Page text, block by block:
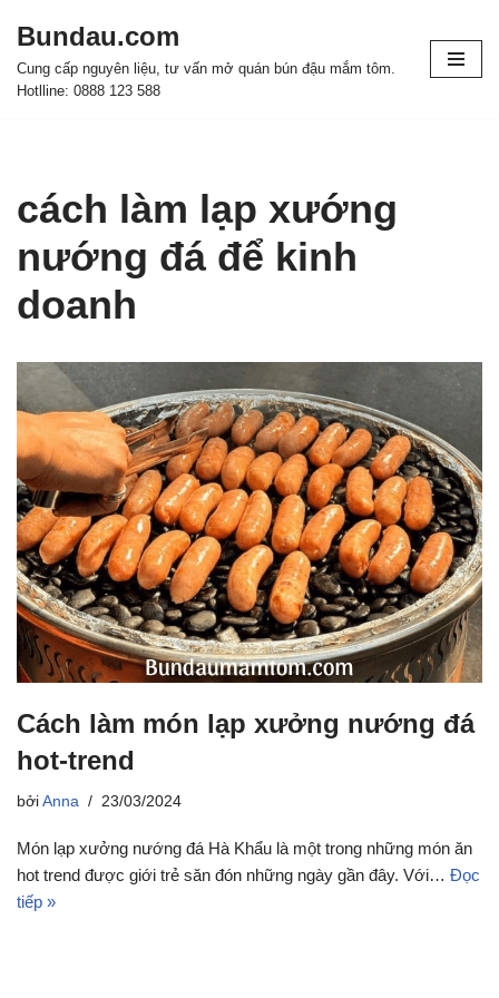
Chuyển
tới
Bundau.com
Cung cấp nguyên liệu, tư vấn mở quán bún đậu mắm tôm.
Hotlline: 0888 123 588
cách làm lạp xướng
nướng đá để kinh
doanh
Cách làm món lạp xưởng nướng đá
hot-trend
bởi Anna 23/03/2024
Món lạp xưởng nướng đá Hà Khẩu là một trong những món ăn
hot trend được giới trẻ săn đón những ngày gần đây. Với… Đọc
tiếp »